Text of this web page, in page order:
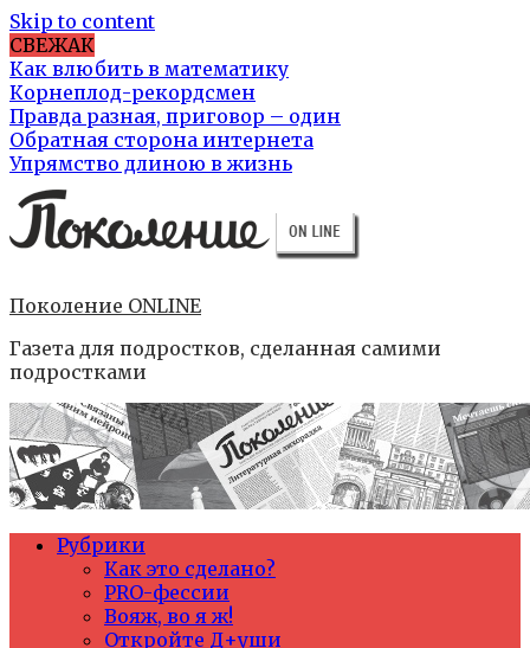
Skip to content
СВЕЖАК
Как влюбить в математику
Корнеплод-рекордсмен
Правда разная, приговор – один
Обратная сторона интернета
Упрямство длиною в жизнь
Поколение ONLINE
Газета для подростков, сделанная самими
подростками
Рубрики
Как это сделано?
PRO-фессии
Вояж, во я ж!
Откройте Д+уши